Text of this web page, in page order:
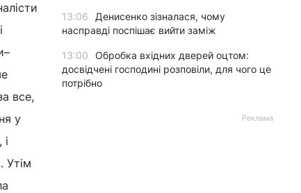
все,
у
Утім
13:06
Денисенко зізналася, чому
насправді поспішає вийти заміж
13:00
Обробка вхідних дверей оцтом:
досвідчені господині розповіли, для чого це
потрібно
Реклама